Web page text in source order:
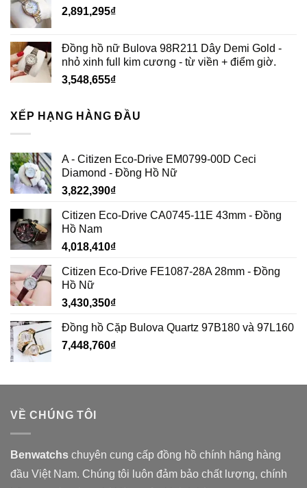
2,891,295₫
Đồng hồ nữ Bulova 98R211 Dây Demi Gold -
nhỏ xinh full kim cương - từ viền + điểm giờ.
3,548,655₫
XẾP HẠNG HÀNG ĐẦU
A - Citizen Eco-Drive EM0799-00D Ceci
Diamond - Đồng Hồ Nữ
3,822,390₫
Citizen Eco-Drive CA0745-11E 43mm - Đồng
Hồ Nam
4,018,410₫
Citizen Eco-Drive FE1087-28A 28mm - Đồng
Hồ Nữ
3,430,350₫
Đồng hồ Cặp Bulova Quartz 97B180 và 97L160
7,448,760₫
VỀ CHÚNG TÔI
Benwatchs chuyên cung cấp đồng hồ chính hãng hàng
đầu Việt Nam. Chúng tôi luôn đảm bảo chất lượng, chính